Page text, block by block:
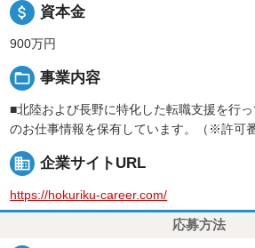
attach_money 資本金
900万円
folder_open 事業内容
■北陸および長野に特化した転職支援を行
のお仕事情報を保有しています。（※許可
business 企業サイトURL
https://hokuriku-career.com/
応募方法